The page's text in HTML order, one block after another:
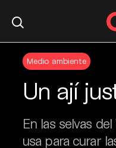
Medio ambiente
Un ají
En las selvas del
usa para curar